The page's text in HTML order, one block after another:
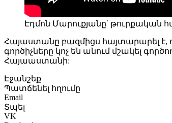
Էդմոն Մարուքյանը՝ թուրքական
Հայաստանը բազմիցս հայտարարել
գործիչները կոչ են անում մշակել
Հայաաստանի:
Էջանշեք
Պատճենել հղումը
Email
Տպել
VK